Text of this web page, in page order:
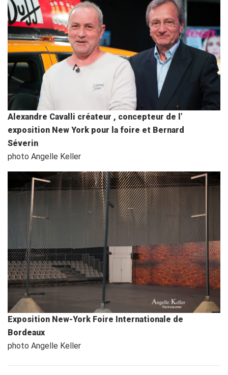
Alexandre Cavalli créateur , concepteur de l’
exposition New York pour la foire et Bernard
Séverin
photo Angelle Keller
Exposition New-York Foire Internationale de
Bordeaux
photo Angelle Keller